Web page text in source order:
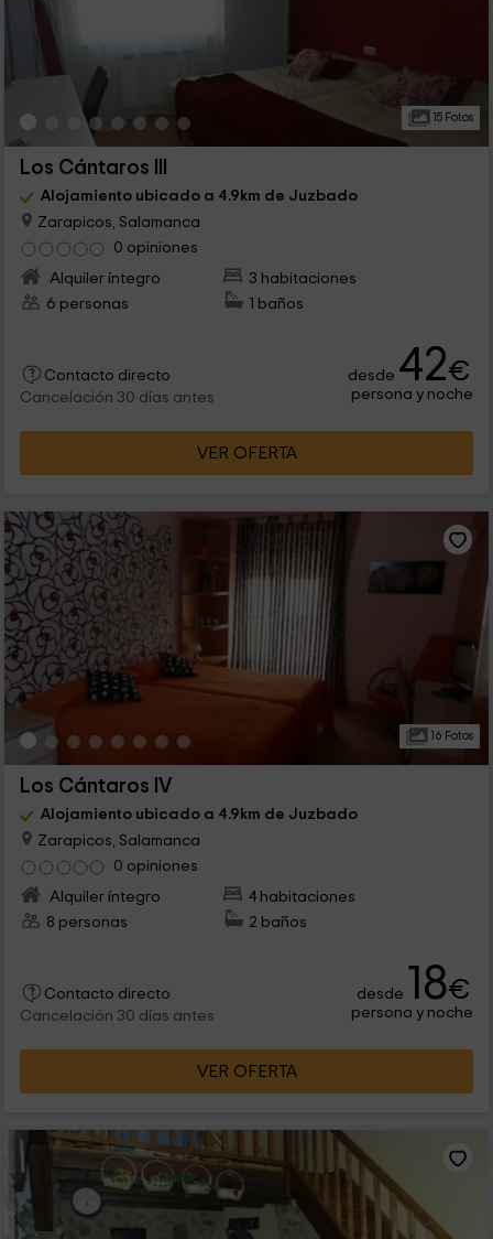
15 Fotos
Los Cántaros III
Alojamiento ubicado a 4.9km de Juzbado
Zarapicos, Salamanca
0 opiniones
Alquiler íntegro
3 habitaciones
6 personas
1 baños
Contacto directo
Cancelación 30 días antes
desde 42€
persona y noche
VER OFERTA
16 Fotos
Los Cántaros IV
Alojamiento ubicado a 4.9km de Juzbado
Zarapicos, Salamanca
0 opiniones
Alquiler íntegro
4 habitaciones
8 personas
2 baños
Contacto directo
Cancelación 30 días antes
desde 18€
persona y noche
VER OFERTA